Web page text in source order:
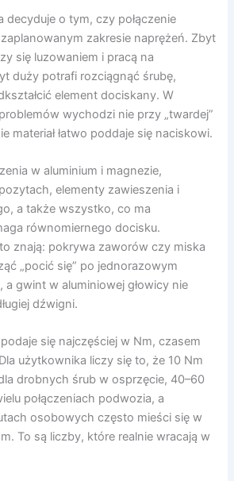
decyduje o tym, czy połączenie
zakresie naprężeń. Zbyt
się luzowaniem i pracą na
duży potrafi rozciągnąć śrubę,
element dociskany. W
wychodzi nie przy „twardej”
materiał łatwo poddaje się naciskowi.
w aluminium i magnezie,
elementy zawieszenia i
a także wszystko, co ma
równomiernego docisku.
znają: pokrywa zaworów czy miska
„pocić się” po jednorazowym
a gwint w aluminiowej głowicy nie
dźwigni.
się najczęściej w Nm, czasem
użytkownika liczy się to, że 10 Nm
drobnych śrub w osprzęcie, 40–60
połączeniach podwozia, a
osobowych często mieści się w
To są liczby, które realnie wracają w